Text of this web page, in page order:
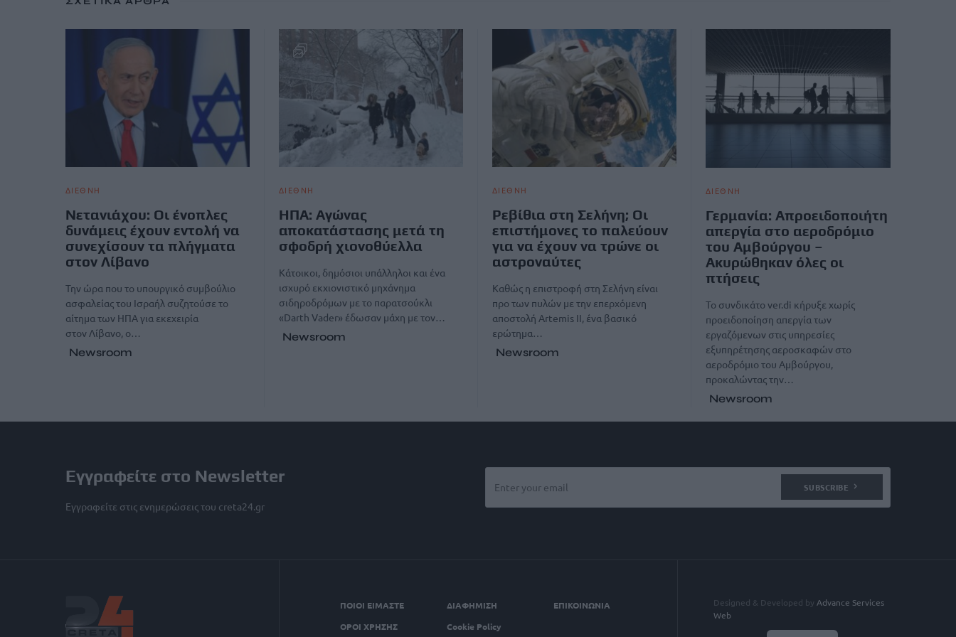
ΔΙΕΘΝΗ
Νετανιάχου: Οι ένοπλες
δυνάμεις έχουν εντολή να
συνεχίσουν τα πλήγματα
στον Λίβανο
Την ώρα που το υπουργικό συμβούλιο
ασφαλείας του Ισραήλ συζητούσε το
αίτημα των ΗΠΑ για εκεχειρία
στον Λίβανο, ο…
Newsroom
ΔΙΕΘΝΗ
ΗΠΑ: Αγώνας
αποκατάστασης μετά τη
σφοδρή χιονοθύελλα
Κάτοικοι, δημόσιοι υπάλληλοι και ένα
ισχυρό εκχιονιστικό μηχάνημα
σιδηροδρόμων με το παρατσούκλι
«Darth Vader» έδωσαν μάχη με τον…
Newsroom
ΔΙΕΘΝΗ
Ρεβίθια στη Σελήνη; Οι
επιστήμονες το παλεύουν
για να έχουν να τρώνε οι
αστροναύτες
Καθώς η επιστροφή στη Σελήνη είναι
προ των πυλών με την επερχόμενη
αποστολή Artemis II, ένα βασικό
ερώτημα…
Newsroom
ΔΙΕΘΝΗ
Γερμανία: Απροειδοποιήτη
απεργία στο αεροδρόμιο
του Αμβούργου –
Ακυρώθηκαν όλες οι
πτήσεις
Το συνδικάτo ver.di κήρυξε χωρίς
προειδοποίηση απεργία των
εργαζόμενων στις υπηρεσίες
εξυπηρέτησης αεροσκαφών στο
αεροδρόμιο του Αμβούργου,
προκαλώντας την…
Newsroom
Εγγραφείτε στο Newsletter
Εγγραφείτε στις ενημερώσεις του creta24.gr
SUBSCRIBE
ΠΟΙΟΙ ΕΙΜΑΣΤΕ ΔΙΑΦΗΜΙΣΗ
ΕΠΙΚΟΙΝΩΝΙΑ
ΟΡΟΙ ΧΡΗΣΗΣ
Cookie Policy
Designed & Developed by Advance Services
Web